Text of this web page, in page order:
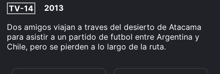
TV-14
2013
Dos amigos viajan a traves del desierto de Atacama
para asistir a un partido de futbol entre Argentina y
Chile, pero se pierden a lo largo de la ruta.